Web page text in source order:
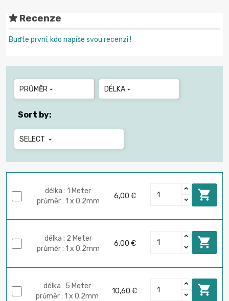
Recenze
Buďte první, kdo napíše svou recenzi !
PRŮMĚR  DÉLKA 
Sort by:
SELECT 
délka : 1 Meter
průměr : 1 x 0.2mm
6,00 € 
délka : 2 Meter
průměr : 1 x 0.2mm
6,00 € 
délka : 5 Meter
průměr : 1 x 0.2mm
10,60 € 